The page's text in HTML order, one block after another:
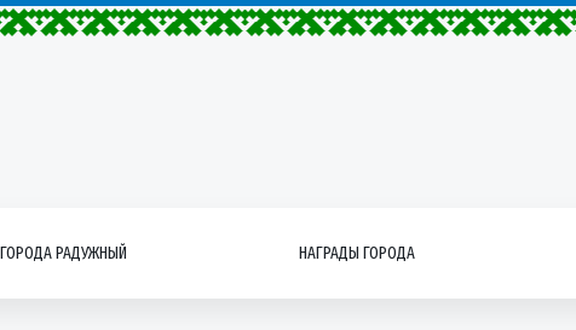
РАДУЖНЫЙ НАГРАДЫ ГОРОДА